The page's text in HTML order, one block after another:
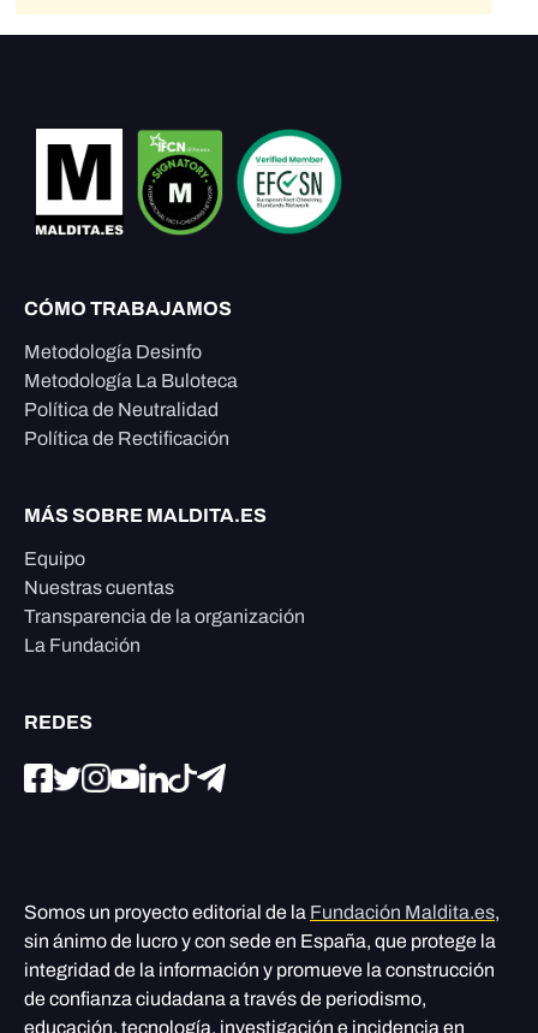
CÓMO TRABAJAMOS
Metodología Desinfo
Metodología La Buloteca
Política de Neutralidad
Política de Rectificación
MÁS SOBRE MALDITA.ES
Equipo
Nuestras cuentas
Transparencia de la organización
La Fundación
REDES
Somos un proyecto editorial de la Fundación Maldita.es,
sin ánimo de lucro y con sede en España, que protege la
integridad de la información y promueve la construcción
de confianza ciudadana a través de periodismo,
educación, tecnología, investigación e incidencia en